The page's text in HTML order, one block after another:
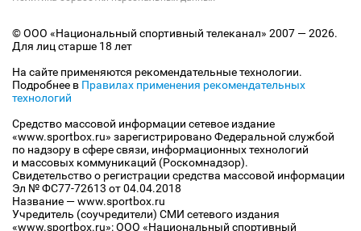
© ООО «Национальный спортивный телеканал» 2007 — 2026.
Для лиц старше 18 лет
На сайте применяются рекомендательные технологии.
Подробнее в Правилах применения рекомендательных
технологий
Средство массовой информации сетевое издание
«www.sportbox.ru» зарегистрировано Федеральной службой
по надзору в сфере связи, информационных технологий
и массовых коммуникаций (Роскомнадзор).
Свидетельство о регистрации средства массовой информации
Эл № ФС77-72613 от 04.04.2018
Название — www.sportbox.ru
Учредитель (соучредители) СМИ сетевого издания
«www.sportbox.ru»: ООО «Национальный спортивный